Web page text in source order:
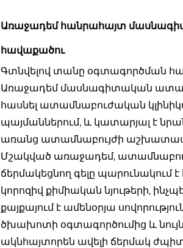
Առաջադեմ հանրահայտ
հավաքածու
Գտնվելով տանը օգտագործման
Առաջադեմ մասնագիտական
հասնել ատամնաբուժական
պայմաններում, և կատարյալ է
առանց ատամնաբույժի
Մշակված առաջադեմ,
ճերմակեցնող գելը
կորոզիվ քիմիական նյութերի,
քայքայում է ամենօրյա
ծխախոտի օգտագործումից և
ակնհայտորեն ավելի ճերմակ